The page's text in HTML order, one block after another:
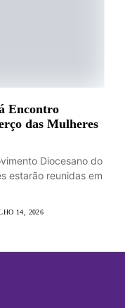
Encontro
das Mulheres
Diocesano do
estarão reunidas em
14, 2026